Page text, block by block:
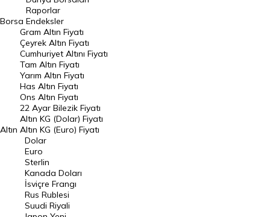
Dünya Borsaları
Raporlar
Endeksler
DÖVİZ
Döviz Kuru
Dolar Kuru
Euro Kuru
Pound Kuru
Frank Kuru
Riyal Kuru
Avustralya Doları
Borsa
Raporlar
Endeksler
Altın
Gram Altın Fiyatı
Çeyrek Altın Fiyatı
Cumhuriyet Altını Fiyatı
Tam Altın Fiyatı
Yarım Altın Fiyatı
Has Altın Fiyatı
Ons Altın Fiyatı
22 Ayar Bilezik Fiyatı
Altın KG (Dolar) Fiyatı
Altın KG (Euro) Fiyatı
Dolar
Euro
Sterlin
Kanada Doları
İsviçre Frangı
Rus Rublesi
Suudi Riyali